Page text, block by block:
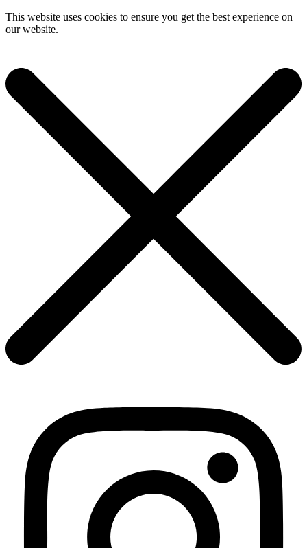
This website uses cookies to ensure you get the best experience on
our website.